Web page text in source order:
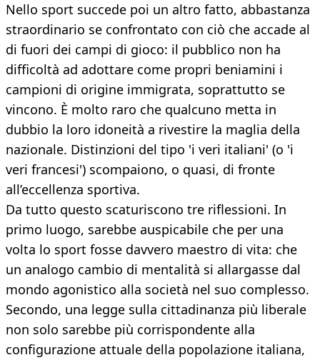
Nello sport succede poi un altro fatto, abbastanza
straordinario se confrontato con ciò che accade al
di fuori dei campi di gioco: il pubblico non ha
difficoltà ad adottare come propri beniamini i
campioni di origine immigrata, soprattutto se
vincono. È molto raro che qualcuno metta in
dubbio la loro idoneità a rivestire la maglia della
nazionale. Distinzioni del tipo 'i veri italiani' (o 'i
veri francesi') scompaiono, o quasi, di fronte
all’eccellenza sportiva.
Da tutto questo scaturiscono tre riflessioni. In
primo luogo, sarebbe auspicabile che per una
volta lo sport fosse davvero maestro di vita: che
un analogo cambio di mentalità si allargasse dal
mondo agonistico alla società nel suo complesso.
Secondo, una legge sulla cittadinanza più liberale
non solo sarebbe più corrispondente alla
configurazione attuale della popolazione italiana,